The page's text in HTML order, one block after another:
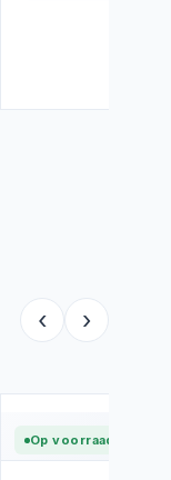
‹ ›
Op voorraad